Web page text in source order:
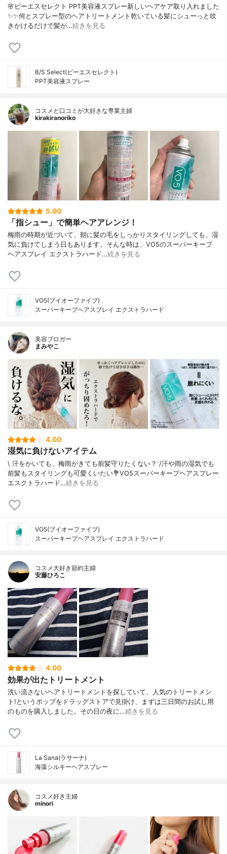
🌸ビーエスセレクト PPT美容液スプレー⁣⁣新しいヘアケア取り入れました
✨✨⁣何とスプレー型のヘアトリートメント⁣乾いている髪にシューっと吹
きかけるだけで⁣髪が…続きを見る
B/S Select(ビーエスセレクト)
PPT美容液スプレー
コスメと口コミが大好きな専業主婦
kirakiranoriko
5.00
「指シュー」で簡単ヘアアレンジ！
梅雨の時期が近づいて、朝に髪の毛をしっかりスタイリングしても、湿
気に負けてしまう日もあります。そんな時は、VO5のスーパーキープ
ヘアスプレイ エクストラハード…続きを見る
VO5(ブイオーファイブ)
スーパーキープヘアスプレイ エクストラハード
美容ブロガー
まみやこ
4.00
湿気に負けないアイテム
\ 汗をかいても、梅雨がきても前髪守りたくない？ /⁡⁡汗や雨の湿気でも
前髪もスタイリングも可愛くいたい⁡⁡💐VO5スーパーキープヘアスプレー
エスクトラハード⁡…続きを見る
VO5(ブイオーファイブ)
スーパーキープヘアスプレイ エクストラハード
コスメ大好き節約主婦
安藤ひろこ
4.00
効果が出たトリートメント
洗い流さないヘアトリートメントを探していて、人気のトリートメン
ト!というポップをドラッグストアで見掛け、まずは三日間のお試し用
のものを購入しました。その日の夜に…続きを見る
La Sana(ラサーナ)
海藻シルキーヘアスプレー
コスメ好き主婦
minori